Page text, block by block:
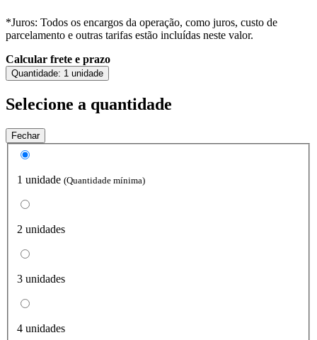
*Juros: Todos os encargos da operação, como juros, custo de
parcelamento e outras tarifas estão incluídas neste valor.
Calcular frete e prazo
Quantidade: 1 unidade
Selecione a quantidade
Fechar
1 unidade (Quantidade mínima)
2 unidades
3 unidades
4 unidades